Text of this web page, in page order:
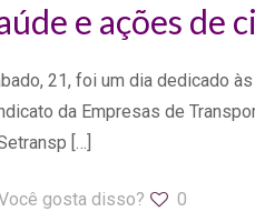
e ações de
21, foi um dia dedicado
da Empresas de
[…]
gosta disso? 0